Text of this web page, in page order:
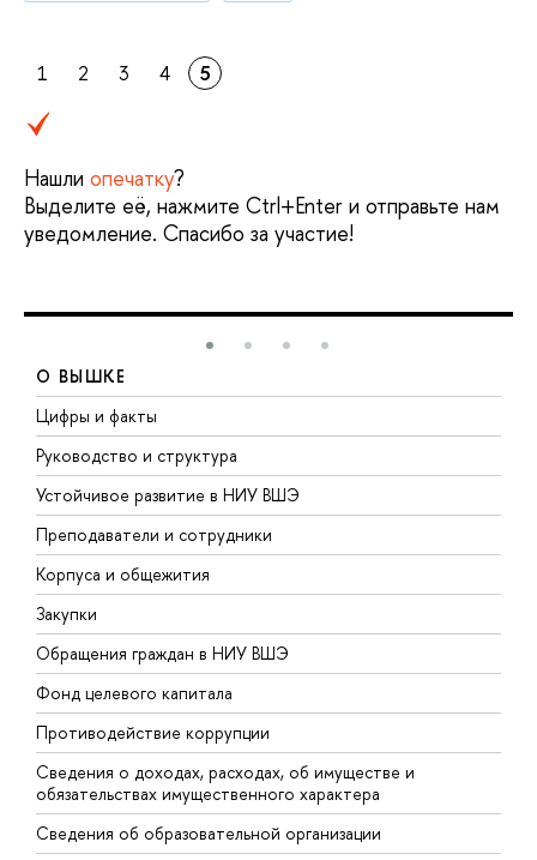
1 2 3 4 5
Нашли опечатку?
Выделите её, нажмите Ctrl+Enter и отправьте нам
уведомление. Спасибо за участие!
О ВЫШКЕ
Цифры и факты
Руководство и структура
Устойчивое развитие в НИУ ВШЭ
Преподаватели и сотрудники
Корпуса и общежития
Закупки
Обращения граждан в НИУ ВШЭ
Фонд целевого капитала
Противодействие коррупции
Сведения о доходах, расходах, об имуществе и
обязательствах имущественного характера
Сведения об образовательной организации